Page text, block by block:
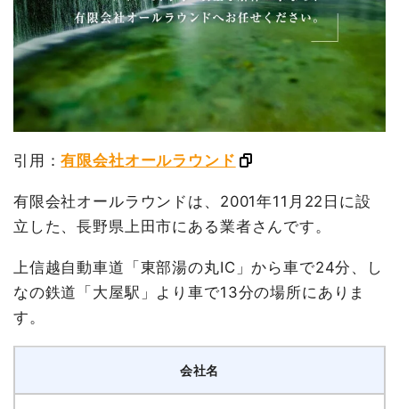
引用：有限会社オールラウンド
有限会社オールラウンドは、2001年11月22日に設
立した、長野県上田市にある業者さんです。
上信越自動車道「東部湯の丸IC」から車で24分、し
なの鉄道「大屋駅」より車で13分の場所にありま
す。
会社名